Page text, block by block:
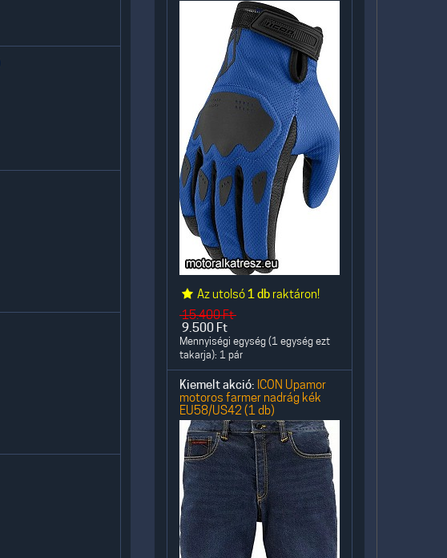
Az utolsó 1 db raktáron!
15.400Ft
9.500 Ft
Mennyiségi egység (1 egység ezt
takarja): 1 pár
Kiemelt akció: ICON Upamor
motoros farmer nadrág kék
EU58/US42 (1 db)